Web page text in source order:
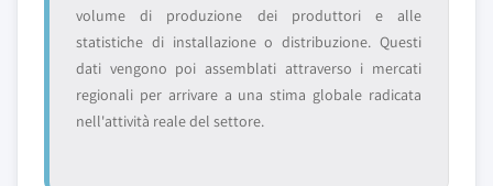
volume di produzione dei produttori e alle
statistiche di installazione o distribuzione. Questi
dati vengono poi assemblati attraverso i mercati
regionali per arrivare a una stima globale radicata
nell'attività reale del settore.